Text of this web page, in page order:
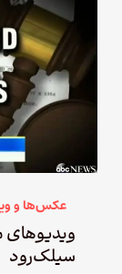
عکس‌ها و
سیلک‌رود